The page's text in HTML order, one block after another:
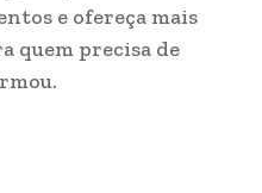
e ofereça mais
quem precisa de